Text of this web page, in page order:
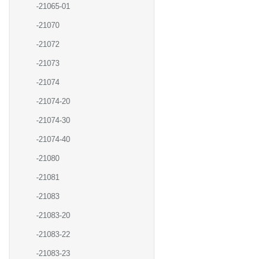
-21065-01
-21070
-21072
-21073
-21074
-21074-20
-21074-30
-21074-40
-21080
-21081
-21083
-21083-20
-21083-22
-21083-23